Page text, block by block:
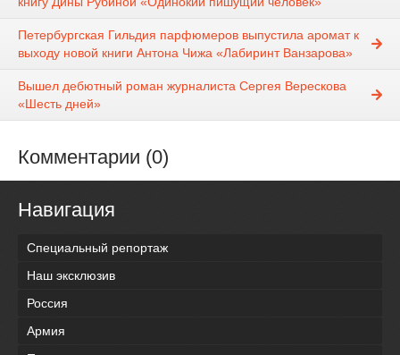
Петербургская Гильдия парфюмеров выпустила аромат к
выходу новой книги Антона Чижа «Лабиринт Ванзарова»
Вышел дебютный роман журналиста Сергея Верескова
«Шесть дней»
Комментарии (0)
Навигация
Специальный репортаж
Наш эксклюзив
Россия
Армия